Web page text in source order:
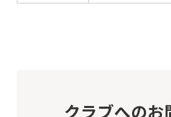
クラブへのお